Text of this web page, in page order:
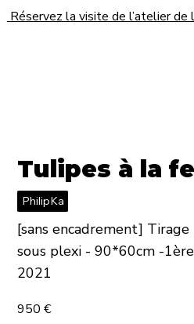
Réservez la visite de l’atelier de
Tulipes à la
PhilipKa
[sans encadrement]
sous plexi - 90*60cm -
2021
950 €